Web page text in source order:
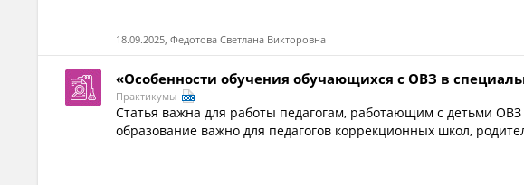
18.09.2025, Федотова Светлана Викторовна
«Особенности обучения обучающихся с ОВЗ в
Практикумы
Статья важна для работы педагогам, работающим с детьми
образование важно для педагогов коррекционных школ,